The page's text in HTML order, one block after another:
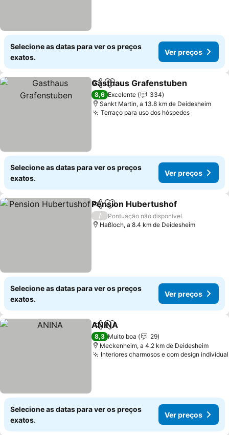
Selecione as datas para ver os preços
exatos.
Ver preços
PartilharAdicionar aos favoritos
Gasthaus Grafenstuben
8,6 Excelente
334
Sankt Martin, a 13.8 km de Deidesheim
Terraço para uso dos hóspedes
Selecione as datas para ver os preços
exatos.
Ver preços
PartilharAdicionar aos favoritos
Pension Hubertushof
/
Pontuação não disponível
Haßloch, a 8.4 km de Deidesheim
Selecione as datas para ver os preços
exatos.
Ver preços
PartilharAdicionar aos favoritos
ANINA
8,3 Muito boa
29
Meckenheim, a 4.2 km de Deidesheim
Interiores charmosos e com design individual
Selecione as datas para ver os preços
exatos.
Ver preços